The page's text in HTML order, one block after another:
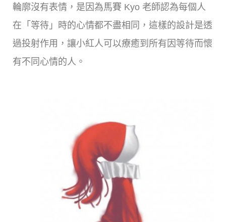
輪廓沒有表情，是因為馬賽 Kyo 老師認為每個人
在「等待」時的心情都不盡相同，這樣的設計是透
過投射作用，讓小紅人可以療癒到所有因等待而懷
有不同心情的人。